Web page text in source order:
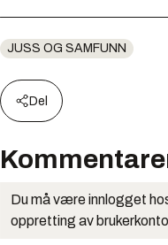
JUSS OG SAMFUNN
Del
Du må være innlogget
oppretting av